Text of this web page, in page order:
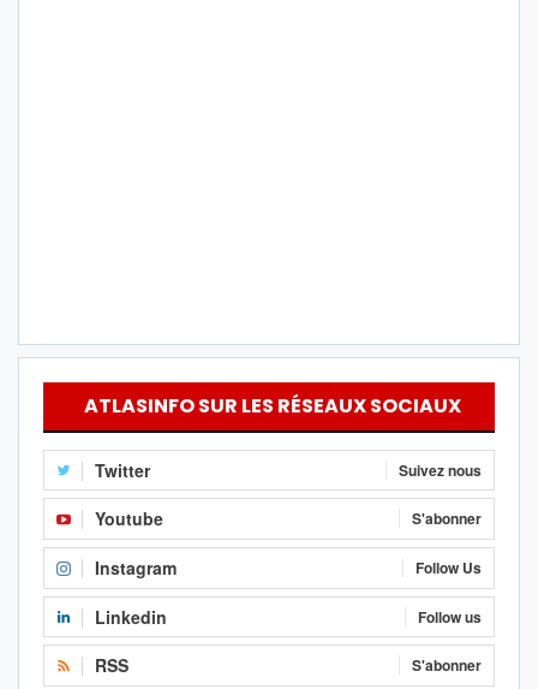
ATLASINFO SUR LES RÉSEAUX SOCIAUX
Twitter Suivez nous
Youtube S'abonner
Instagram Follow Us
Linkedin Follow us
RSS S'abonner